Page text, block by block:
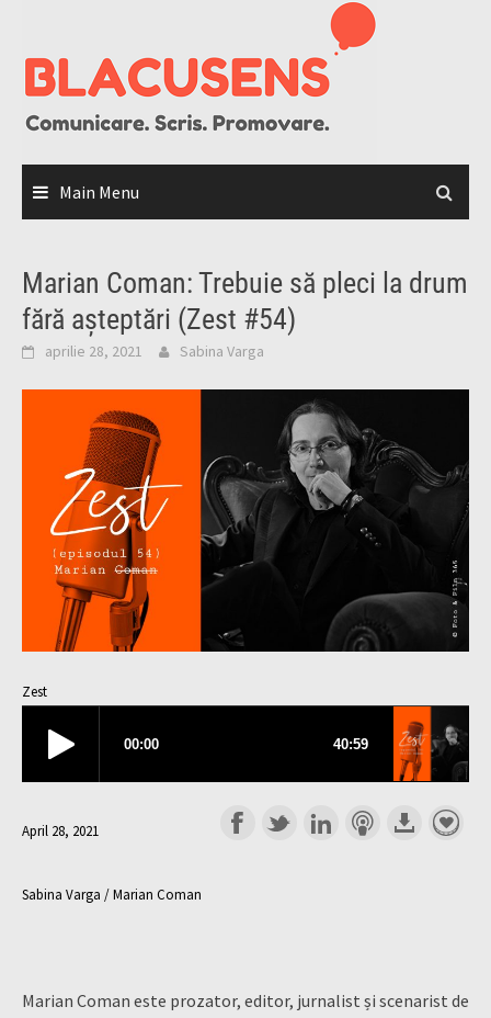
content
Main Menu
Marian Coman: Trebuie să pleci la drum
fără așteptări (Zest #54)
aprilie 28, 2021 Sabina Varga
Zest
April 28, 2021
Sabina Varga / Marian Coman
Marian Coman este prozator, editor, jurnalist și scenarist de